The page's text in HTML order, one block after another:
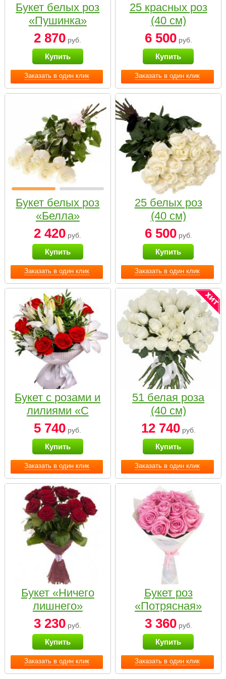
Заказать в один клик
Букет белых роз
«Пушинка»
2 870 руб.
Купить
Заказать в один клик
25 красных роз
(40 см)
6 500руб.
Купить
Заказать в один клик
Букет белых роз
«Белла»
2 420 руб.
Купить
Заказать в один клик
25 белых роз
(40 см)
6 500руб.
Купить
Заказать в один клик
Букет с розами и
лилиями «С
наилучшими
пожеланиями»
5 740 руб.
Купить
Заказать в один клик
51 белая роза
(40 см)
12 740руб.
Купить
Заказать в один клик
Букет «Ничего
лишнего»
3 230 руб.
Купить
Заказать в один клик
Букет роз
«Потрясная»
3 360руб.
Купить